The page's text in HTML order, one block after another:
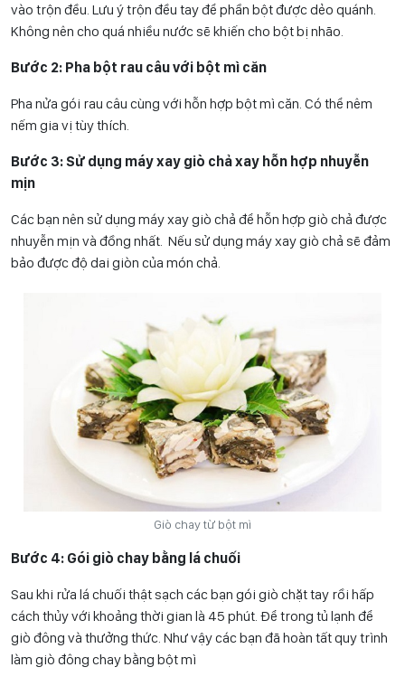
vào trộn đều. Lưu ý trộn đều tay để phần bột được dẻo quánh.
Không nên cho quá nhiều nước sẽ khiến cho bột bị nhão.
Bước 2: Pha bột rau câu với bột mì căn
Pha nửa gói rau câu cùng với hỗn hợp bột mì căn. Có thể nêm
nếm gia vị tùy thích.
Bước 3: Sử dụng máy xay giò chả xay hỗn hợp nhuyễn
mịn
Các bạn nên sử dụng máy xay giò chả để hỗn hợp giò chả được
nhuyễn mịn và đồng nhất. Nếu sử dụng máy xay giò chả sẽ đảm
bảo được độ dai giòn của món chả.
Giò chay từ bột mì
Bước 4: Gói giò chay bằng lá chuối
Sau khi rửa lá chuối thật sạch các bạn gói giò chặt tay rồi hấp
cách thủy với khoảng thời gian là 45 phút. Để trong tủ lạnh để
giò đông và thưởng thức. Như vậy các bạn đã hoàn tất quy trình
làm giò đông chay bằng bột mì